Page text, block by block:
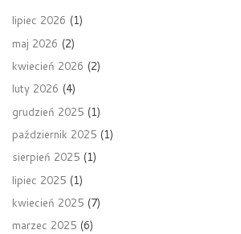
lipiec 2026 (1)
maj 2026 (2)
kwiecień 2026 (2)
luty 2026 (4)
grudzień 2025 (1)
październik 2025 (1)
sierpień 2025 (1)
lipiec 2025 (1)
kwiecień 2025 (7)
marzec 2025 (6)